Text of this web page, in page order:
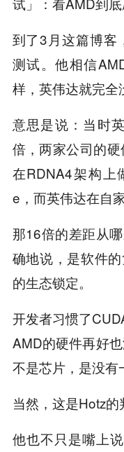
到了3月这篇博客
测试。他相信
样，英伟达就完全
意思是说：当时
倍，两家公司的
在RDNA4架构上
e，而英伟达在自
那16倍的差距从
确地说，是软件
的生态锁定。
开发者习惯了
AMD的硬件再好
不是芯片，是没有
当然，这是Hotz的
他也不只是嘴上